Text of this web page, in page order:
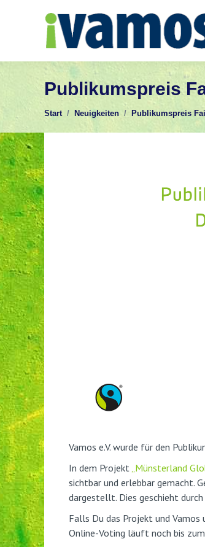
Publikumspreis
Sie befinden sich hier:
Start Neuigkeiten Publikumspreis
Vamos e.V. wurde für den
In dem Projekt„Münsterland
sichtbar und erlebbar gemacht.
dargestellt. Dies geschieht
Falls Du das Projekt und
Online-Voting läuft noch bis